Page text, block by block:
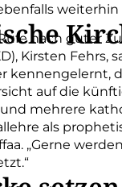
nach guter
Kirsten Fehrs,
kennengelernt,
auf die
mehrere
als
„Gerne